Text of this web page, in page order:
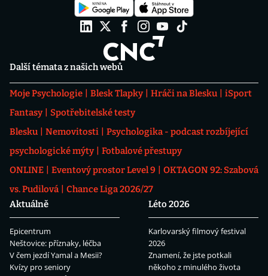
Další témata z našich webů
Moje Psychologie Blesk Tlapky Hráči na Blesku
iSport
Fantasy
Spotřebitelské testy
Blesku
Nemovitosti
Psychologika - podcast rozbíjející
psychologické mýty
Fotbalové přestupy
ONLINE
Eventový prostor Level 9
OKTAGON 92: Szabová
vs. Pudilová
Chance Liga 2026/27
Aktuálně
Epicentrum
Neštovice: příznaky, léčba
V čem jezdí Yamal a Mesii?
Kvízy pro seniory
Léto 2026
Karlovarský filmový festival
2026
Znamení, že jste potkali
někoho z minulého života